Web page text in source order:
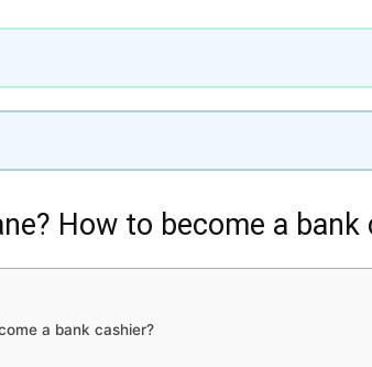
How to become a bank
a bank cashier?